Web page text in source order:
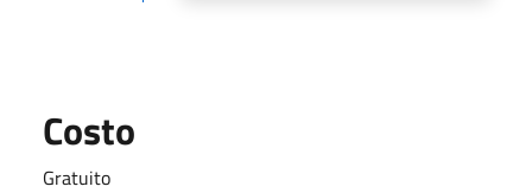
Costo
Gratuito